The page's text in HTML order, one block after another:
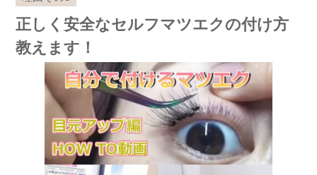
正しく安全なセルフマツエクの付け方
教えます！